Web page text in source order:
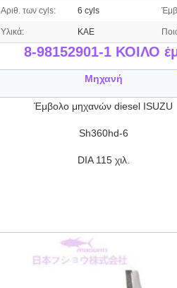
Αριθ. των cyls: 6 cyls
Υλικά: ΚΑΕ
8-98152901-1 ΚΟΙΛΟ
Μηχανή
Έμβολο μηχανών diesel ISUZU
Sh360hd-6
DIA 115 χιλ.